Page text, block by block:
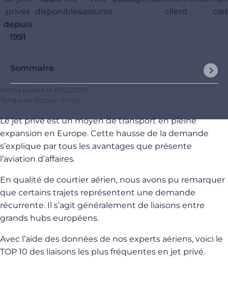
privés
depuis
1991
disponiblesassurés
client
Sommaire
Article publié le 10/02/2021
Temps de lecture : 5 min
Le jet privé est un moyen de transport en pleine
expansion en Europe. Cette hausse de la demande
s’explique par tous les avantages que présente
l’aviation d’affaires.
En qualité de courtier aérien, nous avons pu remarquer
que certains trajets représentent une demande
récurrente. Il s’agit généralement de liaisons entre
grands hubs européens.
Avec l’aide des données de nos experts aériens, voici le
TOP 10 des liaisons les plus fréquentes en jet privé.